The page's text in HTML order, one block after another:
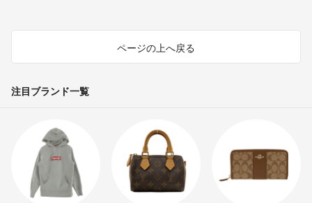
ページの上へ戻る
注目ブランド一覧